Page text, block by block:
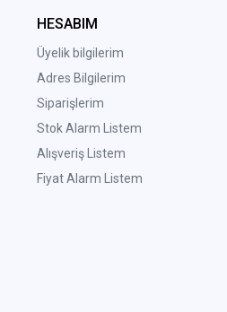
HESABIM
Üyelik bilgilerim
Adres Bilgilerim
Siparişlerim
Stok Alarm Listem
Alışveriş Listem
Fiyat Alarm Listem